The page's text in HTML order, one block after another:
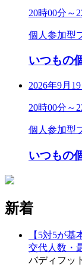
20時00分～
個人参加型
いつもの
2026年9月
20時00分～
個人参加型
いつもの
新着
【5対5が
交代人数・
バディフッ